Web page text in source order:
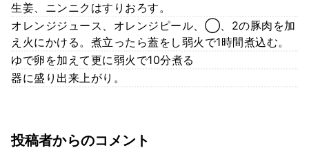
生姜、ニンニクはすりおろす。
オレンジジュース、オレンジピール、◯、2の豚肉を加
え火にかける。煮立ったら蓋をし弱火で1時間煮込む。
ゆで卵を加えて更に弱火で10分煮る
器に盛り出来上がり。
投稿者からのコメント